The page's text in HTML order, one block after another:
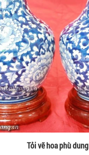
Tỏi vẽ hoa phù dung